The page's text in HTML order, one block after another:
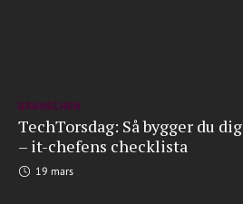
BRANSCHEN
TechTorsdag: Så bygger du
– it-chefens checklista
19 mars